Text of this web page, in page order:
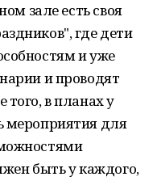
зале есть своя
где дети
и уже
и проводят
в планах у
мероприятия для
быть у каждого,